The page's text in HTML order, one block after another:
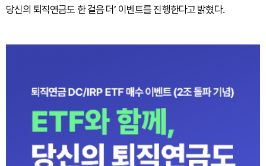
당신의 퇴직연금도 한 걸음 더’ 이벤트를 진행한다고 밝혔다.